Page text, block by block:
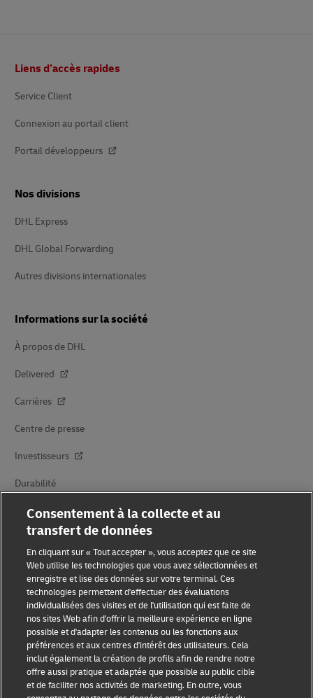
de
Liens d’accès rapides
Service Client
Connexion au portail client
Portail développeurs
Nos divisions
DHL Express
DHL Global Forwarding
Autres divisions internationales
Informations sur la société
À propos de DHL
Delivered
Carrières
Centre de presse
Investisseurs
Durabilité
Partenariats avec des marques
Sensibilisation à la fraude
Mention légale
Conditions d’utilisation
Consentement à la collecte et au
transfert de données
En cliquant sur « Tout accepter », vous acceptez que ce site
Web utilise les technologies que vous avez sélectionnées et
enregistre et lise des données sur votre terminal. Ces
technologies permettent d'effectuer des évaluations
individualisées des visites et de l'utilisation qui est faite de
nos sites Web afin d'offrir la meilleure expérience en ligne
possible et d'adapter les contenus ou les fonctions aux
préférences et aux centres d'intérêt des utilisateurs. Cela
inclut également la création de profils afin de rendre notre
offre aussi pratique et adaptée que possible au public cible
et de faciliter nos activités de marketing. En outre, vous